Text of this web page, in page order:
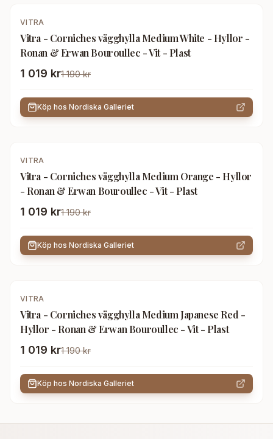
- 14%
VITRA
Vitra - Corniches vägghylla Medium White - Hyllor -
Ronan & Erwan Bouroullec - Vit - Plast
1 019 kr1 190 kr
Köp hos Nordiska Galleriet
- 14%
VITRA
Vitra - Corniches vägghylla Medium Orange - Hyllor
- Ronan & Erwan Bouroullec - Vit - Plast
1 019 kr1 190 kr
Köp hos Nordiska Galleriet
- 14%
VITRA
Vitra - Corniches vägghylla Medium Japanese Red -
Hyllor - Ronan & Erwan Bouroullec - Vit - Plast
1 019 kr1 190 kr
Köp hos Nordiska Galleriet